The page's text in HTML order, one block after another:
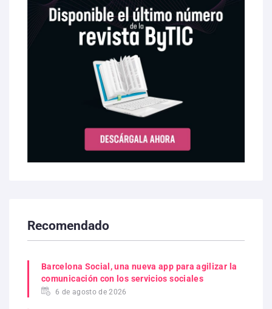
Recomendado
Barcelona Social, una nueva app para agilizar la
comunicación con los servicios sociales
6 de agosto de 2026